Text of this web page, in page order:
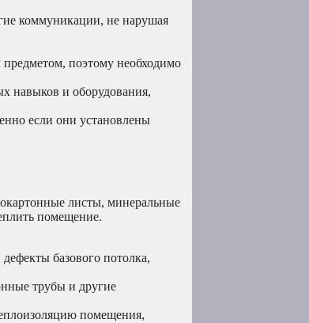
коммуникации, не нарушая
поэтому необходимо
навыков и оборудования,
если они установлены
листы, минеральные
помещение.
базового потолка,
трубы и другие
помещения,